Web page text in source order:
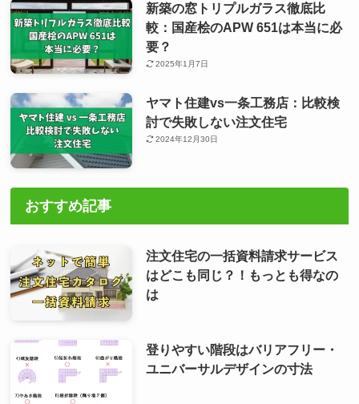
新築の窓トリプルガラス徹底比
較：国産桧のAPW 651は本当に必
要？
2025年1月7日
ヤマト住建vs一条工務店：比較検
討で失敗しない注文住宅
2024年12月30日
おすすめ記事
注文住宅の一括資料請求サービス
はどこも同じ？！もっとも得なの
は
登りやすい階段はバリアフリー・
ユニバーサルデザインの寸法